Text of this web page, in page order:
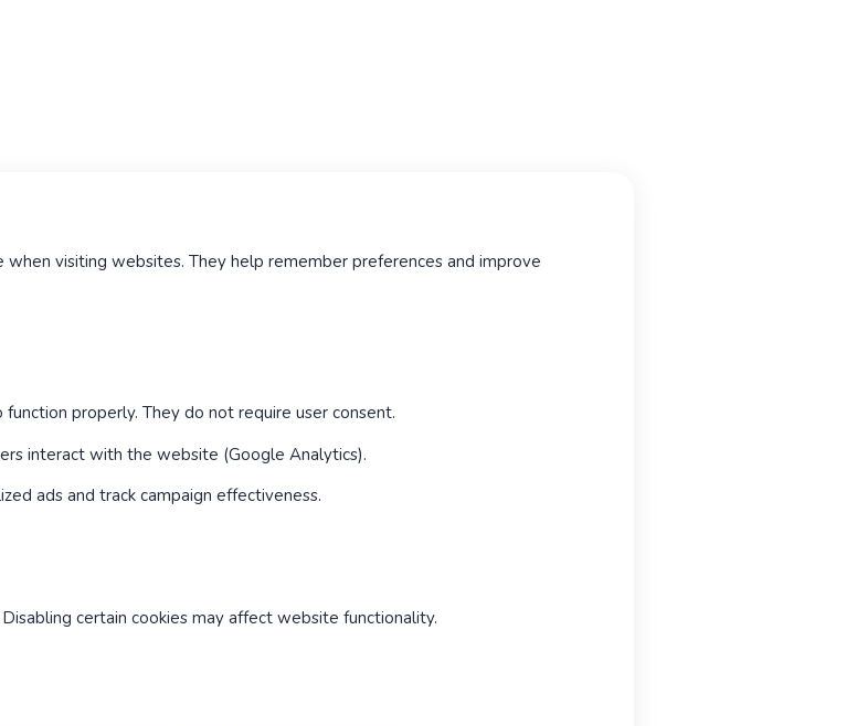
visiting websites. They help remember preferences and improve
properly. They do not require user consent.
interact with the website (Google Analytics).
ads and track campaign effectiveness.
certain cookies may affect website functionality.